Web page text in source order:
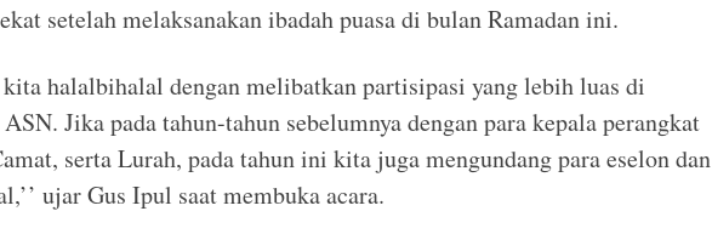
setelah melaksanakan ibadah puasa di bulan Ramadan ini.
halalbihalal dengan melibatkan partisipasi yang lebih luas di
Jika pada tahun-tahun sebelumnya dengan para kepala perangkat
serta Lurah, pada tahun ini kita juga mengundang para eselon dan
ujar Gus Ipul saat membuka acara.